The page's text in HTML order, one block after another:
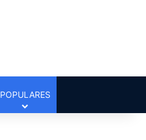
POPULARES